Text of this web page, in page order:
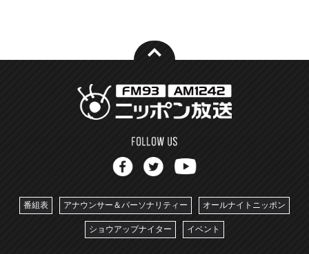
番組表 アナウンサー＆パーソナリティー オールナイトニッポン
ショウアップナイター イベント